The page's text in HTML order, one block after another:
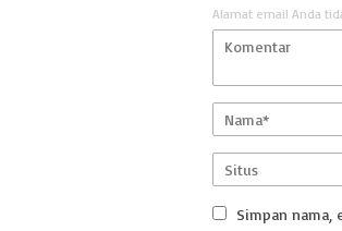
Alamat email Anda
Simpan nama,